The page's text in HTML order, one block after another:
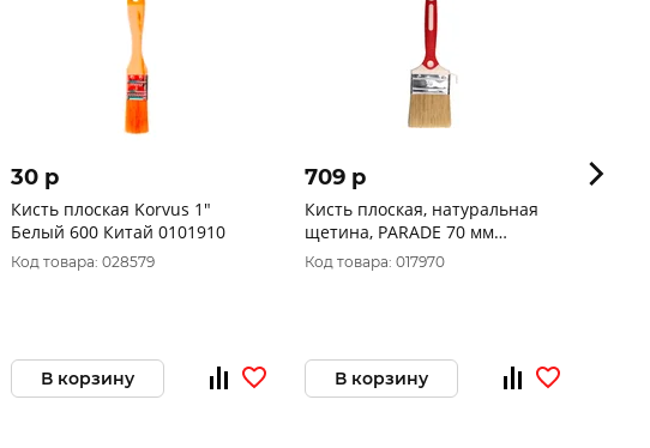
30 p
Кисть плоская Korvus 1"
Белый 600 Китай 0101910
Код товара: 028579
В корзину
709 p
Кисть плоская, натуральная
щетина, PARADE 70 мм
7104013
Код товара: 017970
В корзину
62 p